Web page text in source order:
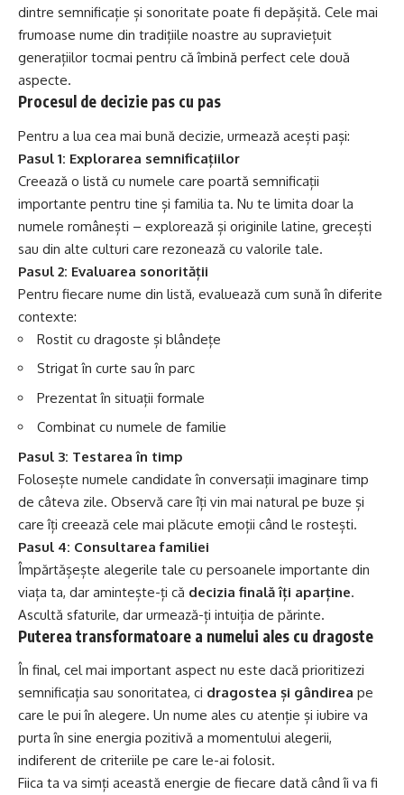
dintre semnificație și sonoritate poate fi depășită. Cele mai
frumoase nume din tradițiile noastre au supraviețuit
generațiilor tocmai pentru că îmbină perfect cele două
aspecte.
Procesul de decizie pas cu pas
Pentru a lua cea mai bună decizie, urmează acești pași:
Pasul 1: Explorarea semnificațiilor
Creează o listă cu numele care poartă semnificații
importante pentru tine și familia ta. Nu te limita doar la
numele românești – explorează și originile latine, grecești
sau din alte culturi care rezonează cu valorile tale.
Pasul 2: Evaluarea sonorității
Pentru fiecare nume din listă, evaluează cum sună în diferite
contexte:
Rostit cu dragoste și blândețe
Strigat în curte sau în parc
Prezentat în situații formale
Combinat cu numele de familie
Pasul 3: Testarea în timp
Folosește numele candidate în conversații imaginare timp
de câteva zile. Observă care îți vin mai natural pe buze și
care îți creează cele mai plăcute emoții când le rostești.
Pasul 4: Consultarea familiei
Împărtășește alegerile tale cu persoanele importante din
viața ta, dar amintește-ți că decizia finală îți aparține.
Ascultă sfaturile, dar urmează-ți intuiția de părinte.
Puterea transformatoare a numelui ales cu dragoste
În final, cel mai important aspect nu este dacă prioritizezi
semnificația sau sonoritatea, ci dragostea și gândirea pe
care le pui în alegere. Un nume ales cu atenție și iubire va
purta în sine energia pozitivă a momentului alegerii,
indiferent de criteriile pe care le-ai folosit.
Fiica ta va simți această energie de fiecare dată când îi va fi